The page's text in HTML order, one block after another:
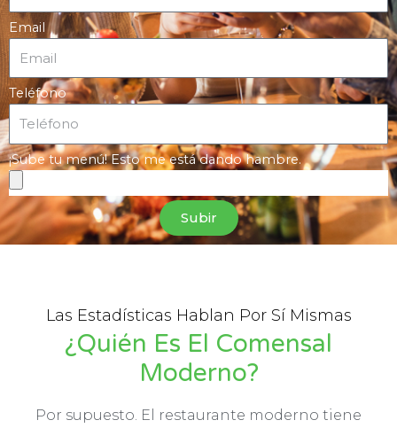
Email
Teléfono
¡Sube tu menú! Esto me está dando hambre.
Subir
Las Estadísticas Hablan Por Sí Mismas
¿Quién Es El Comensal
Moderno?
Por supuesto. El restaurante moderno tiene